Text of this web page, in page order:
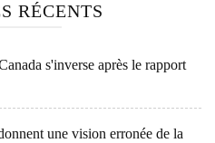
RÉCENTS
s'inverse après le rapport
une vision erronée de la